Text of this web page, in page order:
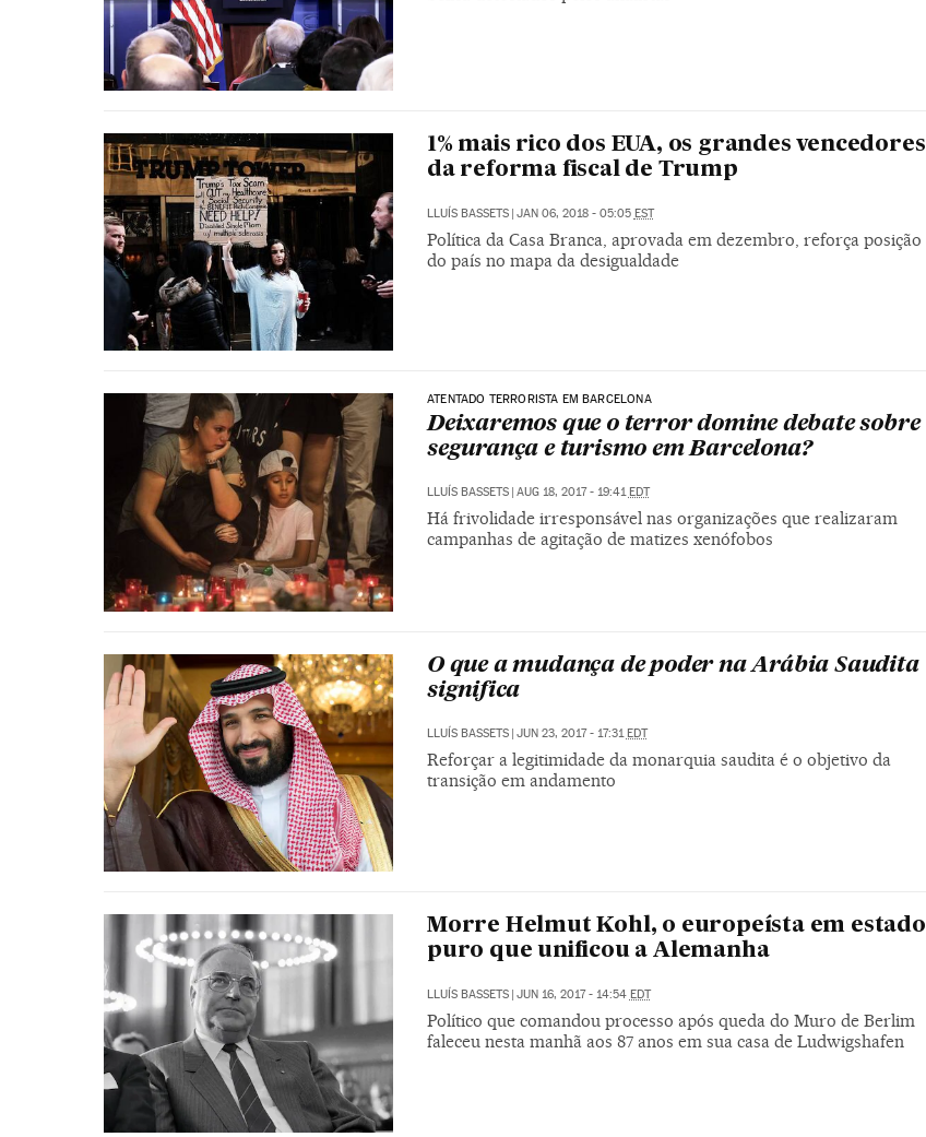
1% mais rico dos EUA, os grandes vencedores
da reforma fiscal de Trump
LLUÍS BASSETS | JAN 06, 2018 - 05:05 EST
Política da Casa Branca, aprovada em dezembro, reforça posição
do país no mapa da desigualdade
ATENTADO TERRORISTA EM BARCELONA
Deixaremos que o terror domine debate sobre
segurança e turismo em Barcelona?
LLUÍS BASSETS AUG 18, 2017 - 19:41 EDT
Há frivolidade irresponsável nas organizações que realizaram
campanhas de agitação de matizes xenófobos
O que a mudança de poder na Arábia Saudita
significa
LLUÍS BASSETS JUN 23, 2017 - 17:31 EDT
Reforçar a legitimidade da monarquia saudita é o objetivo da
transição em andamento
Morre Helmut Kohl, o europeísta em estado
puro que unificou a Alemanha
LLUÍS BASSETS | JUN 16, 2017 - 14:54 EDT
Político que comandou processo após queda do Muro de Berlim
faleceu nesta manhã aos 87 anos em sua casa de Ludwigshafen